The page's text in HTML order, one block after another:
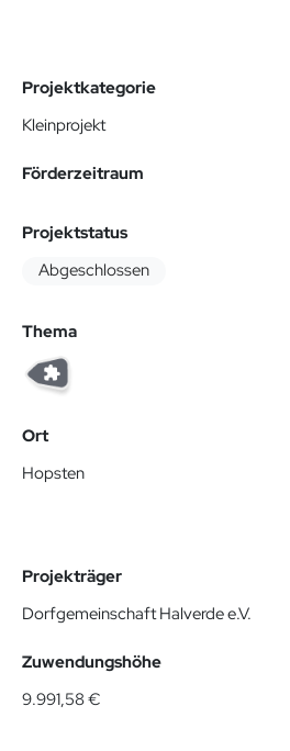
Projektkategorie
Kleinprojekt
Förderzeitraum
Projektstatus
Abgeschlossen
Thema
Ort
Hopsten
Projekträger
Dorfgemeinschaft Halverde e.V.
Zuwendungshöhe
9.991,58 €